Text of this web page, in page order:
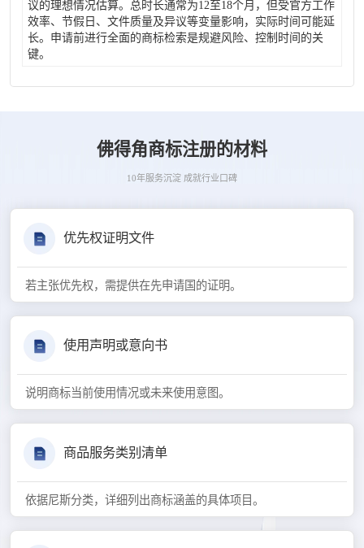
议的理想情况估算。总时长通常为12至18个月，但受官方工作
效率、节假日、文件质量及异议等变量影响，实际时间可能延
长。申请前进行全面的商标检索是规避风险、控制时间的关
键。
佛得角商标注册的材料
10年服务沉淀 成就行业口碑
优先权证明文件
若主张优先权，需提供在先申请国的证明。
使用声明或意向书
说明商标当前使用情况或未来使用意图。
商品服务类别清单
依据尼斯分类，详细列出商标涵盖的具体项目。